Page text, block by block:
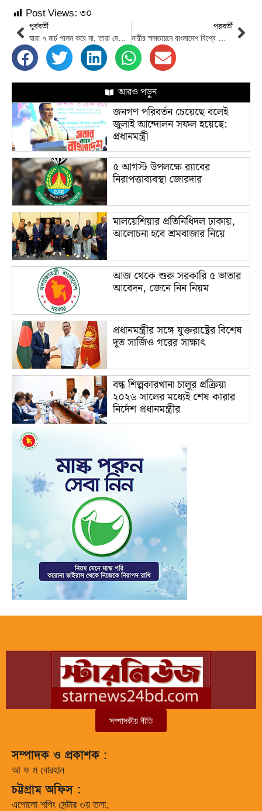
Post Views:৩০
পূর্ববর্তী
যারা ৭ মার্চ পালন করে না, তারা দেশের স্বাধীনতায় বিশ্বাস করে না : তথ্যমন্ত্রী
পরবর্তী
নারীর ক্ষমতায়নে বাংলাদেশ বিশ্বে রোল মডেল : রাষ্ট্রপতি
আরও পড়ুন
জনগণ পরিবর্তন চেয়েছে বলেই
জুলাই আন্দোলন সফল হয়েছে:
প্রধানমন্ত্রী
৫ আগস্ট উপলক্ষে র‌্যাবের
নিরাপত্তাব্যবস্থা জোরদার
মালয়েশিয়ার প্রতিনিধিদল ঢাকায়,
আলোচনা হবে শ্রমবাজার নিয়ে
আজ থেকে শুরু সরকারি ৫ ভাতার
আবেদন, জেনে নিন নিয়ম
প্রধানমন্ত্রীর সঙ্গে যুক্তরাষ্ট্রের বিশেষ
দূত সার্জিও গরের সাক্ষাৎ
বন্ধ শিল্পকারখানা চালুর প্রক্রিয়া
২০২৬ সালের মধ্যেই শেষ কারার
নির্দেশ প্রধানমন্ত্রীর
সম্পাদকীয় নীতি
সম্পাদক ও প্রকাশক :
আ ফ ম বোরহান
চট্টগ্রাম অফিস :
এপোলো শপিং সেন্টার ৩য় তলা,